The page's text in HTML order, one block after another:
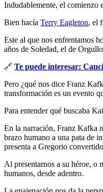
Indudablemente, el comienzo
Bien hacía Terry Eagleton, el
Este al que nos enfrentamos
años de Soledad, el de
🔗 Te puede interesar:
Pero ¿qué nos dice Franz
transformación es un evento
Para entender qué buscaba
En la narración, Franz Kafka
brazo humano a una pata de
presenta a Gregorio
Al presentarnos a su héroe, o
humanos, desde adentro.